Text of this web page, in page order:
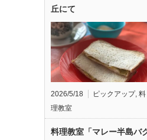
丘にて
2026/5/18 ピックアップ, 料
理教室
料理教室「マレー半島バ